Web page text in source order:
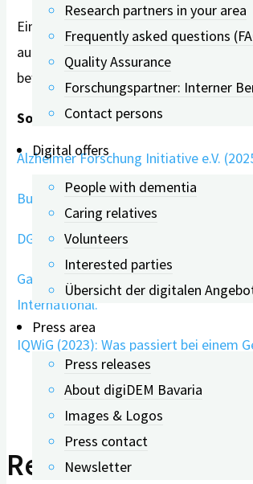
Research partners in your area
Frequently asked questions
Quality Assurance
Forschungspartner: Interner
Contact persons
Digital offers
People with dementia
Caring relatives
Volunteers
Interested parties
Übersicht der digitalen
Press area
Press releases
About digiDEM Bavaria
Images & Logos
Press contact
Newsletter
Ein Gentest kann wertvolle Hinweise
auch Verantwortung einher – für sich
bewusst.
Sources
Alzheimer Forschung Initiative e.V.
Bundesministerium für Gesundheit
DGN e. V. & DGPPN e. V. (Hrsg.) S3-
Gauthier S., Rosa-Neto P., Morais J.A.
International.
IQWiG (2023): Was passiert bei einem
Related Posts